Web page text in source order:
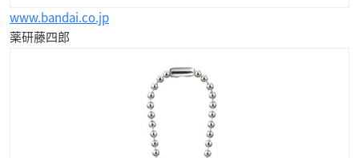
www.bandai.co.jp
薬研藤四郎